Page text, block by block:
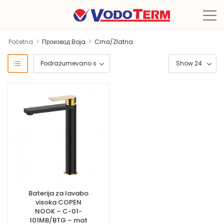
Početna > Производ Boja > Crna/Zlatna
Baterija za lavabo
visoka COPEN
NOOK – C-01-
101MB/BTG – mat